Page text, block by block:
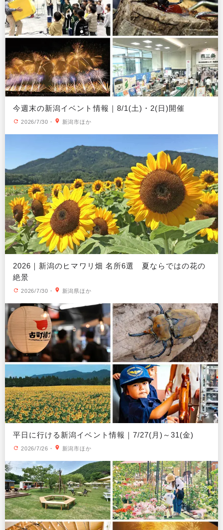
今週末の新潟イベント情報｜8/1(土)・2(日)開催
2026/7/30 ・ 新潟市ほか
2026｜新潟のヒマワリ畑 名所6選 夏ならではの花の
絶景
2026/7/30 ・ 新潟県ほか
平日に行ける新潟イベント情報｜7/27(月)～31(金)
2026/7/26 ・ 新潟市ほか